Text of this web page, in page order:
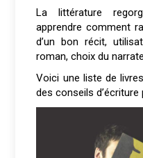
La littérature
apprendrecomment
d’un bon récit,
roman, choix du
Voici une liste de
des conseils d’écriture